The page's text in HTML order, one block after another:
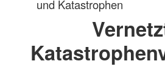
und Katastrophen